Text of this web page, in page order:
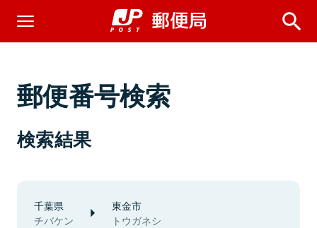
郵便番号検索
検索結果
千葉県
チバケン
東金市
トウガネシ